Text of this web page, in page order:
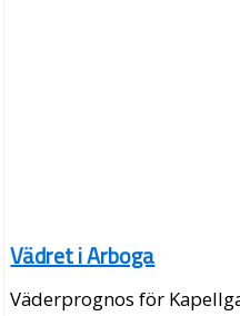
Vädret i Arboga
Väderprognos för